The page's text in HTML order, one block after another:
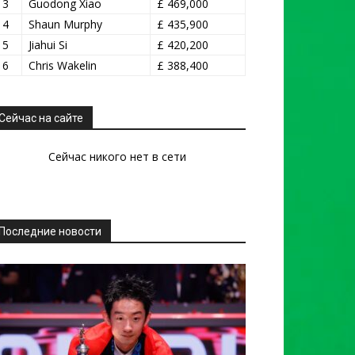
Guodong Xiao
£ 469,000
Shaun Murphy
£ 435,900
Jiahui Si
£ 420,200
Chris Wakelin £ 388,400
на сайте
Сейчас никого нет в сети
новости